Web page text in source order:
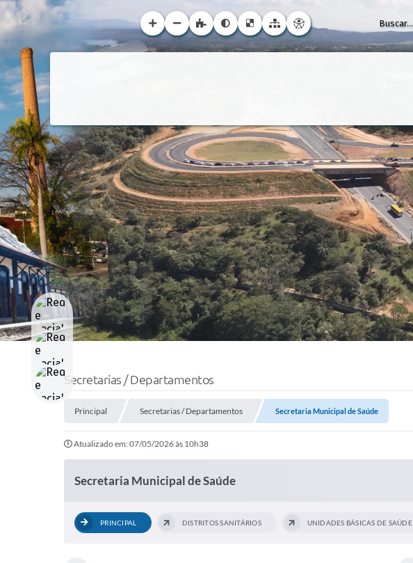
Buscar...
Secretarias / Departamentos
Principal Secretarias / Departamentos Secretaria Municipal de Saúde
Atualizado em: 07/05/2026 às 10h38
Secretaria Municipal de Saúde
PRINCIPAL DISTRITOS SANITÁRIOS UNIDADES BÁSICAS DE SAÚDE